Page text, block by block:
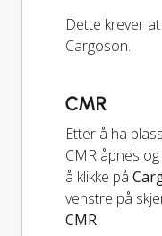
Dette krever
Cargoson.
CMR
Etter å ha
CMR åpnes
å klikke på
venstre på
CMR.